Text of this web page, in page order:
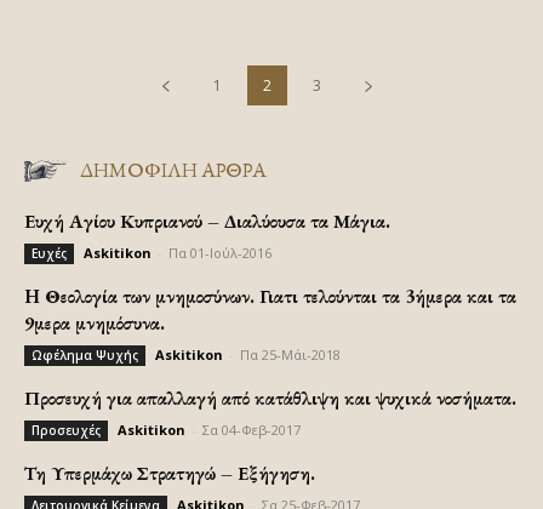
1 2 3
ΔΗΜΟΦΙΛΗ ΑΡΘΡΑ
Ευχή Αγίου Κυπριανού – Διαλύουσα τα Μάγια.
Ευχές Askitikon Πα 01-Ιούλ-2016
H Θεολογία των μνημοσύνων. Γιατι τελούνται τα 3ήμερα και τα
9μερα μνημόσυνα.
Ωφέλημα Ψυχής Askitikon Πα 25-Μάι-2018
Προσευχή για απαλλαγή από κατάθλιψη και ψυχικά νοσήματα.
Προσευχές Askitikon Σα 04-Φεβ-2017
Τη Υπερμάχω Στρατηγώ – Εξήγηση.
Λειτουργικά Κείμενα Askitikon Σα 25-Φεβ-2017